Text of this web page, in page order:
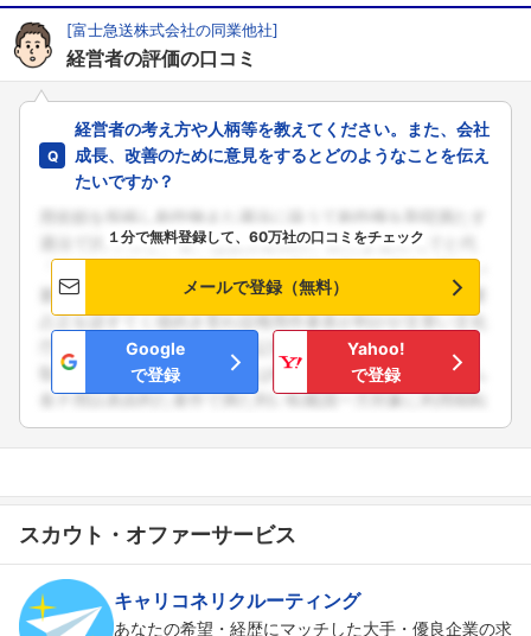
[富士急送株式会社の同業他社]
経営者の評価の口コミ
経営者の考え方や人柄等を教えてください。また、会社
成長、改善のために意見をするとどのようなことを伝え
たいですか？
１分で無料登録して、60万社の口コミをチェック
メールで登録（無料）
Google
で登録
Yahoo!
で登録
スカウト・オファーサービス
キャリコネリクルーティング
あなたの希望・経歴にマッチした大手・優良企業の求